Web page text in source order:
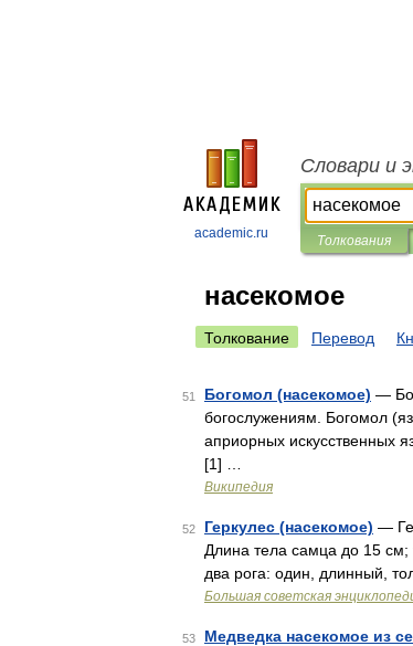
academic.ru
Словари и
Толкования
насекомое
Толкование Перевод
51 Богомол (насекомое) —
богослужениям. Богомол
априорных искусственных
[1] …
Википедия
52 Геркулес (насекомое) —
Длина тела самца до 15
два рога: один, длинный,
Большая советская
53 Медведка насекомое из